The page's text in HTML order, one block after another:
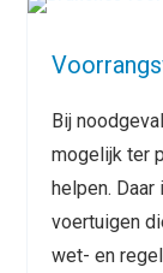
Bij
mogelijk ter
helpen.
voertuigen
wet- en